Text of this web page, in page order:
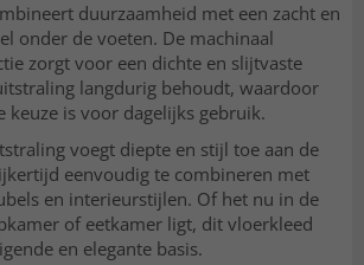
duurzaamheid met een zacht en
onder de voeten. De machinaal
zorgt voor een dichte en slijtvaste
langdurig behoudt, waardoor
keuze is voor dagelijks gebruik.
voegt diepte en stijl toe aan de
eenvoudig te combineren met
en interieurstijlen. Of het nu in de
of eetkamer ligt, dit vloerkleed
en elegante basis.